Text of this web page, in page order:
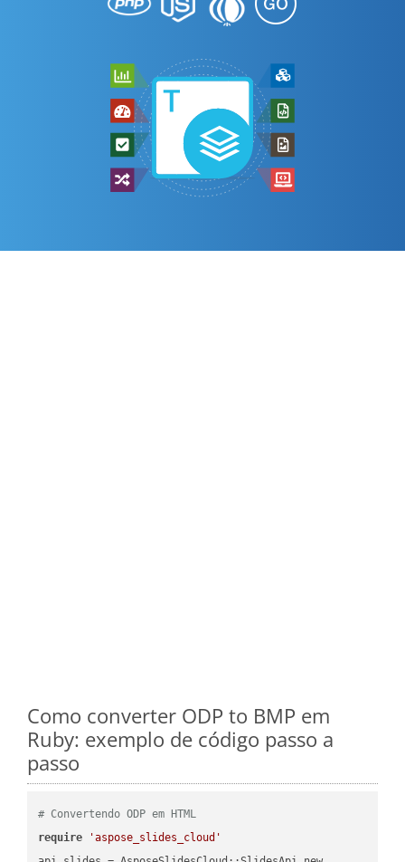
Como converter ODP to BMP em
Ruby: exemplo de código passo a
passo
# Convertendo ODP em HTML
require
'aspose_slides_cloud'